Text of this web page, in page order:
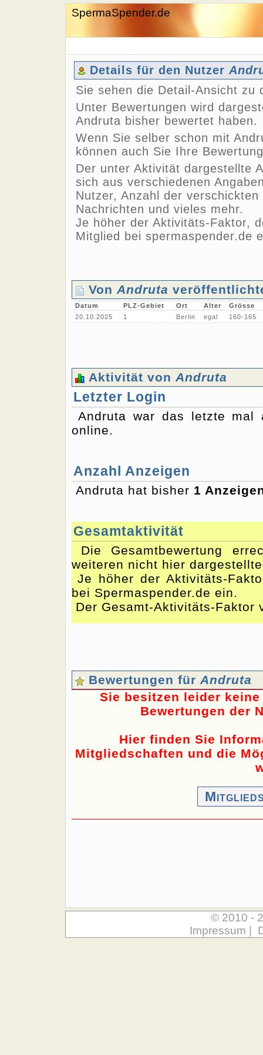
SpermaSpender.de
Details für den Nutzer
Sie sehen die Detail-Ansicht zu
Unter Bewertungen wird
Andruta bisher bewertet haben.
Wenn Sie selber schon mit
können auch Sie Ihre
Der unter Aktivität dargestellte
sich aus verschiedenen
Nutzer, Anzahl der
Nachrichten und vieles mehr.
Je höher der Aktivitäts-Faktor,
Mitglied bei spermaspender.de
Von Andruta
Datum PLZ-Gebiet Ort Alter
Grösse
20.10.2025
1 Berlin egal 160-165
Aktivität von Andruta
Letzter Login
Andruta war das letzte
online.
Anzahl Anzeigen
Andruta hat bisher 1
Gesamtaktivität
Die Gesamtbewertung
weiteren nicht hier
Je höher der Aktivitäts-
bei Spermaspender.de ein.
Der Gesamt-Aktivitäts-
Bewertungen für Andruta
Sie besitzen leider
Bewertungen der
Hier finden Sie
Mitgliedschaften und die
© 2010 -
Impressum